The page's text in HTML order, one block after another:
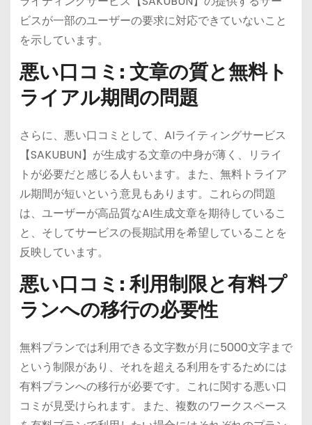
ビスが一部のユーザーの要求に対応できていないこと
を示しています。
悪い口コミ: 文章の質と無料ト
ライアル期間の問題
さらに、悪い口コミとして、AIライティングサービス
【SAKUBUN】が生成する文章の中身が薄く、リライ
トが必要だと感じる人もいます。また、無料トライア
ル期間が短いという意見もあります。これらの問題
は、ユーザーが高品質なAI生成文章を期待しているこ
と、そしてサービスの長期試用を希望していることを
反映しています。
悪い口コミ: 利用制限と有料プ
ランへの移行の必要性
無料プランでは利用できる文字数が月に5000文字まで
という制限があり、それを超える利用をするためには
有料プランへの移行が必要です。これに関する悪い口
コミが見受けられます。また、複数のワークスペース